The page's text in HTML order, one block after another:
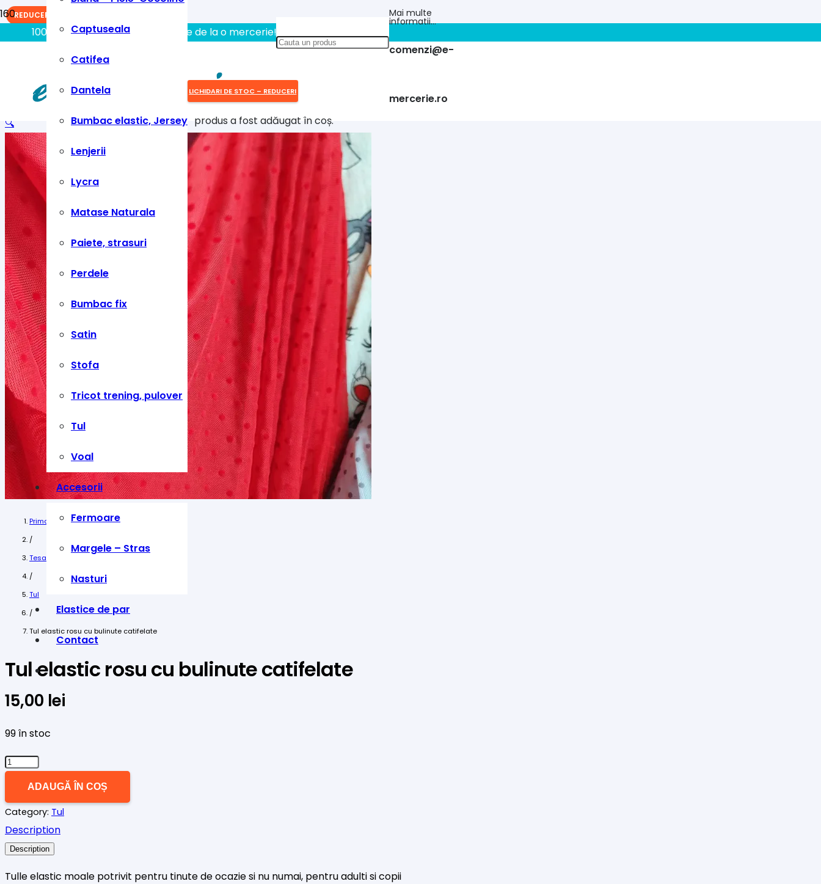
100% aici gasiti tot ce aveti nevoie de la o mercerie!!
Mai multe
informatii…
comenzi@e-
mercerie.ro
Captuseala
Catifea
Dantela
Bumbac elastic, Jersey
Lenjerii
Lycra
Matase Naturala
Paiete, strasuri
Perdele
Bumbac fix
Satin
Stofa
Tricot trening, pulover
Tul
Voal
Accesorii
Fermoare
Margele – Stras
Nasturi
Elastice de par
Contact
LICHIDARI DE STOC – REDUCERI
produsa fost adăugat în coș.
🔍
Prima pagină
/
Tesaturi
/
Tul
/
Tul elastic rosu cu bulinute catifelate
Tul elastic rosu cu bulinute catifelate
15,00 lei
99 în stoc
Cantitate
elastic
rosu
cu
bulinute
catifelate
ADAUGĂ ÎN COȘ
Category: Tul
Description
Description
Tulle elastic moale potrivit pentru tinute de ocazie si nu numai, pentru adulti si copii
REDUCERI!